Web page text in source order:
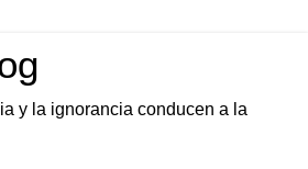
y la ignorancia conducen a la